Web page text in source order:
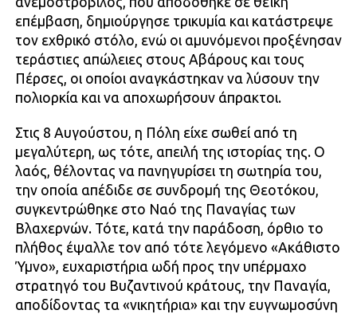
επέμβαση, δημιούργησε τρικυμία και κατάστρεψε
τον εχθρικό στόλο, ενώ οι αμυνόμενοι προξένησαν
τεράστιες απώλειες στους Αβάρους και τους
Πέρσες, οι οποίοι αναγκάστηκαν να λύσουν την
πολιορκία και να αποχωρήσουν άπρακτοι.
Στις 8 Αυγούστου, η Πόλη είχε σωθεί από τη
μεγαλύτερη, ως τότε, απειλή της ιστορίας της. Ο
λαός, θέλοντας να πανηγυρίσει τη σωτηρία του,
την οποία απέδιδε σε συνδρομή της Θεοτόκου,
συγκεντρώθηκε στο Ναό της Παναγίας των
Βλαχερνών. Τότε, κατά την παράδοση, όρθιο το
πλήθος έψαλλε τον από τότε λεγόμενο «Ακάθιστο
Ύμνο», ευχαριστήρια ωδή προς την υπέρμαχο
στρατηγό του Βυζαντινού κράτους, την Παναγία,
αποδίδοντας τα «νικητήρια» και την ευγνωμοσύνη